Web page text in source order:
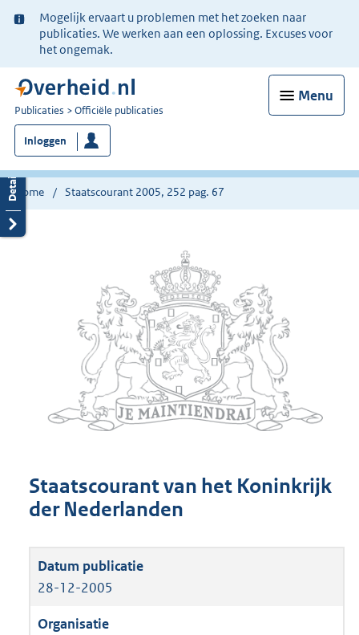
Ter
informatie:
Mogelijk ervaart u problemen met het zoeken naar
publicaties. We werken aan een oplossing. Excuses voor
het ongemak.
Menu
U
bent
nu
hier:
Publicaties Officiële publicaties
Inloggen
Home Staatscourant 2005, 252 pag. 67
Staatscourant van het Koninkrijk
der Nederlanden
28-12-2005